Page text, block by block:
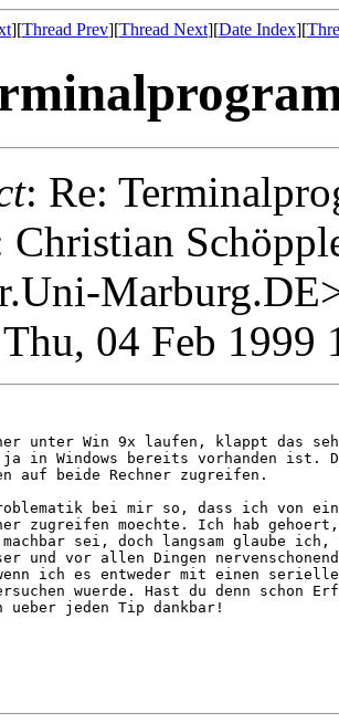
][Thread Prev][Thread Next][Date Index][
: Re:
Christian
04 Feb 1999
unter Win 9x laufen, klappt das
ja in Windows bereits vorhanden
auf beide Rechner zugreifen.
bei mir so, dass ich von
zugreifen moechte. Ich hab
machbar sei, doch langsam glaube
und vor allen Dingen
ich es entweder mit einen
wuerde. Hast du denn schon
ueber jeden Tip dankbar!